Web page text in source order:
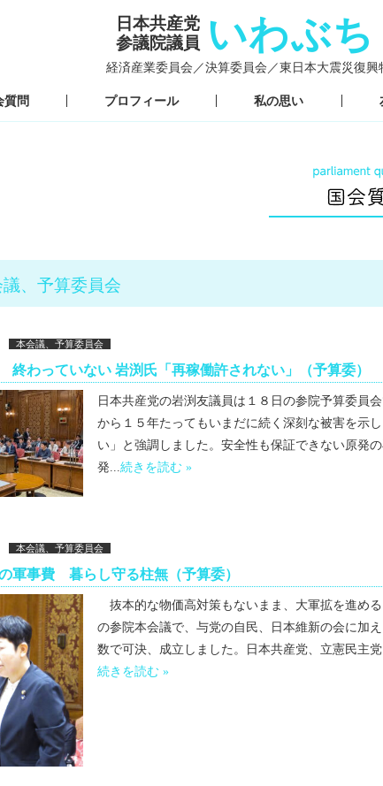
日本共産党
参議院議員
いわぶち
経済産業委員会／決算委員会／東日本大震災復興
質問 プロフィール 私の思い
議、予算委員会
本会議、予算委員会
終わっていない 岩渕氏「再稼働許されない」（予算委）
日本共産党の岩渕友議員は１８日の参院予算委員
から１５年たってもいまだに続く深刻な被害を示
い」と強調しました。安全性も保証できない原発
発... 続きを読む »
本会議、予算委員会
軍事費 暮らし守る柱無（予算委）
抜本的な物価高対策もないまま、大軍拡を進め
の参院本会議で、与党の自民、日本維新の会に加
数で可決、成立しました。日本共産党、立憲民主
続きを読む »